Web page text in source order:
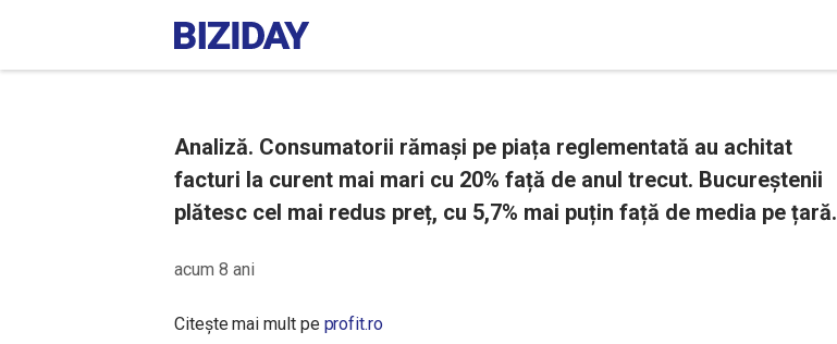
Analiză. Consumatorii rămași pe piața reglementată au achitat
facturi la curent mai mari cu 20% față de anul trecut. Bucureștenii
plătesc cel mai redus preț, cu 5,7% mai puțin față de media pe țară.
acum 8 ani
Citește mai mult pe profit.ro